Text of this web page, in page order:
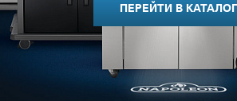
ПЕРЕЙТИ В КАТАЛОГ